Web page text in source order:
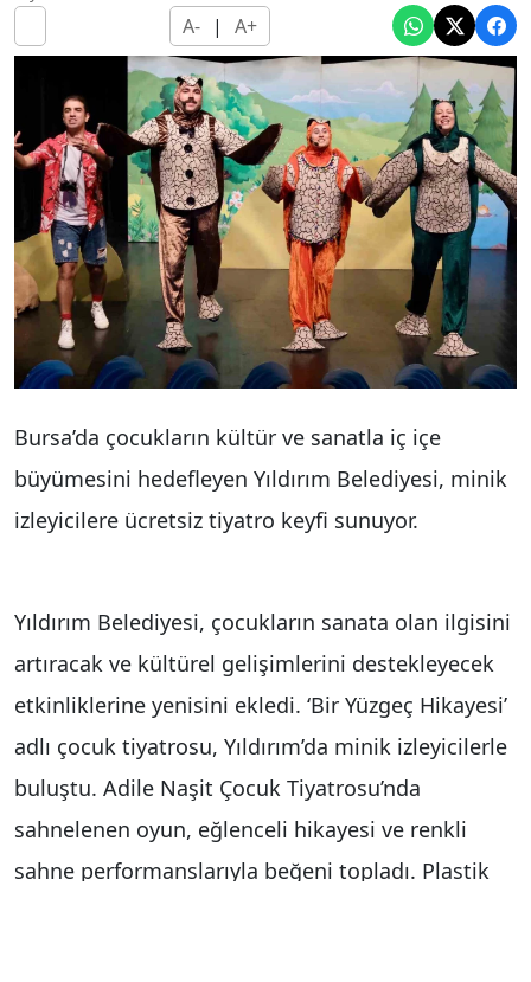
A- | A+
Bursa’da çocukların kültür ve sanatla iç içe
büyümesini hedefleyen Yıldırım Belediyesi, minik
izleyicilere ücretsiz tiyatro keyfi sunuyor.
Yıldırım Belediyesi, çocukların sanata olan ilgisini
artıracak ve kültürel gelişimlerini destekleyecek
etkinliklerine yenisini ekledi. ‘Bir Yüzgeç Hikayesi’
adlı çocuk tiyatrosu, Yıldırım’da minik izleyicilerle
buluştu. Adile Naşit Çocuk Tiyatrosu’nda
sahnelenen oyun, eğlenceli hikayesi ve renkli
sahne performanslarıyla beğeni topladı. Plastik